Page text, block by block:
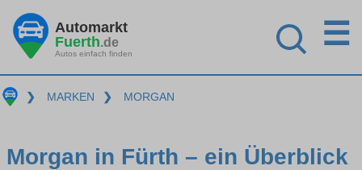
Automarkt
Fuerth.de
Autos einfach finden
☰
❯ MARKEN ❯ MORGAN
Morgan in Fürth – ein Überblick